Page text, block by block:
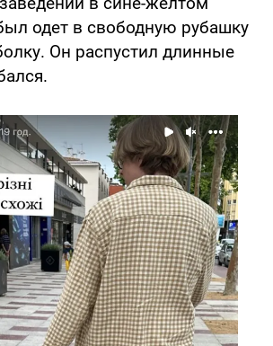
одет в свободную рубашку
Он распустил длинные